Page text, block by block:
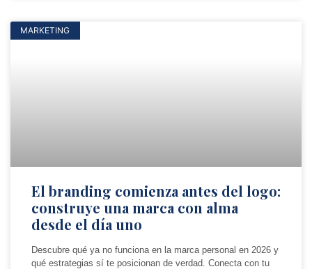
MARKETING
El branding comienza antes del logo:
construye una marca con alma
desde el día uno
Descubre qué ya no funciona en la marca personal en 2026 y
qué estrategias sí te posicionan de verdad. Conecta con tu